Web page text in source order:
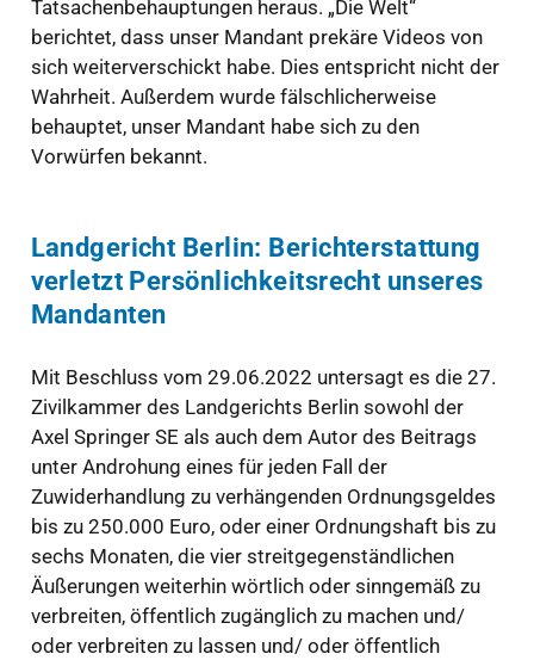
Tatsachenbehauptungen heraus. „Die Welt“
berichtet, dass unser Mandant prekäre Videos von
sich weiterverschickt habe. Dies entspricht nicht der
Wahrheit. Außerdem wurde fälschlicherweise
behauptet, unser Mandant habe sich zu den
Vorwürfen bekannt.
Landgericht Berlin: Berichterstattung
verletzt Persönlichkeitsrecht unseres
Mandanten
Mit Beschluss vom 29.06.2022 untersagt es die 27.
Zivilkammer des Landgerichts Berlin sowohl der
Axel Springer SE als auch dem Autor des Beitrags
unter Androhung eines für jeden Fall der
Zuwiderhandlung zu verhängenden Ordnungsgeldes
bis zu 250.000 Euro, oder einer Ordnungshaft bis zu
sechs Monaten, die vier streitgegenständlichen
Äußerungen weiterhin wörtlich oder sinngemäß zu
verbreiten, öffentlich zugänglich zu machen und/
oder verbreiten zu lassen und/ oder öffentlich